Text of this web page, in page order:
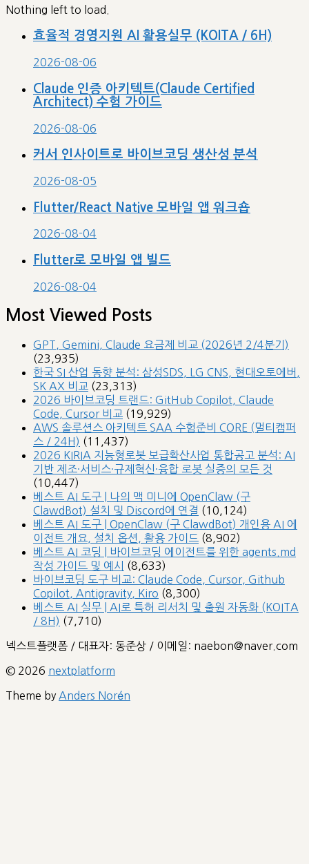
Nothing left to load.
효율적 경영지원 AI 활용실무 (KOITA / 6H)
2026-08-06
Claude 인증 아키텍트(Claude Certified
Architect) 수험 가이드
2026-08-06
커서 인사이트로 바이브코딩 생산성 분석
2026-08-05
Flutter/React Native 모바일 앱 워크숍
2026-08-04
Flutter로 모바일 앱 빌드
2026-08-04
Most Viewed Posts
GPT, Gemini, Claude 요금제 비교 (2026년 2/4분기)
(23,935)
한국 SI 산업 동향 분석: 삼성SDS, LG CNS, 현대오토에버,
SK AX 비교 (23,313)
2026 바이브코딩 트랜드: GitHub Copilot, Claude
Code, Cursor 비교 (19,929)
AWS 솔루션스 아키텍트 SAA 수험준비 CORE (멀티캠퍼
스 / 24H) (11,437)
2026 KIRIA 지능형로봇 보급확산사업 통합공고 분석: AI
기반 제조·서비스·규제혁신·융합 로봇 실증의 모든 것
(10,447)
베스트 AI 도구 | 나의 맥 미니에 OpenClaw (구
ClawdBot) 설치 및 Discord에 연결 (10,124)
베스트 AI 도구 | OpenClaw (구 ClawdBot) 개인용 AI 에
이전트 개요, 설치 옵션, 활용 가이드 (8,902)
베스트 AI 코딩 | 바이브코딩 에이전트를 위한 agents.md
작성 가이드 및 예시
(8,633)
바이브코딩 도구 비교: Claude Code, Cursor, Github
Copilot, Antigravity, Kiro (8,300)
베스트 AI 실무 | AI로 특허 리서치 및 출원 자동화 (KOITA
/ 8H) (7,710)
넥스트플랫폼 / 대표자: 동준상 / 이메일: naebon@naver.com
© 2026 nextplatform
Theme by Anders Norén